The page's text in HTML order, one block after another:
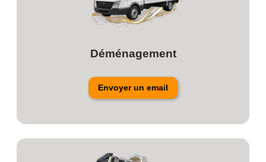
Déménagement
Envoyer un email